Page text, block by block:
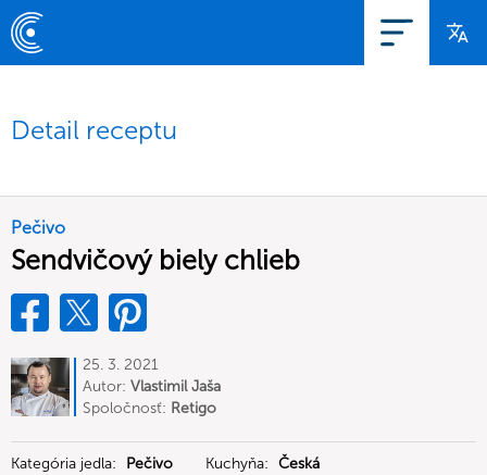
Detail receptu
Pečivo
Sendvičový biely chlieb
25. 3. 2021
Autor: Vlastimil Jaša
Spoločnosť: Retigo
Kategória jedla: Pečivo Kuchyňa: Česká